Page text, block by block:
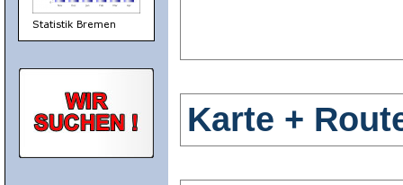
Karte +